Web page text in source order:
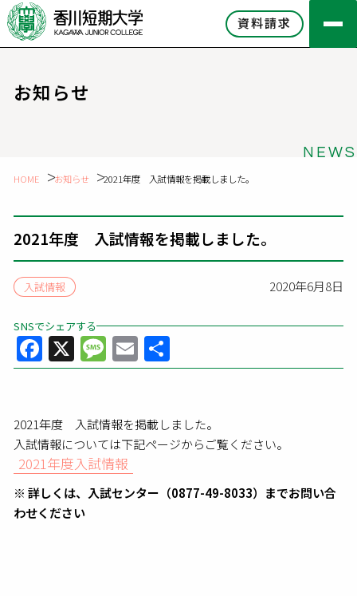
資料請求
お知らせ
NEWS
HOME お知らせ 2021年度 入試情報を掲載しました。
2021年度 入試情報を掲載しました。
入試情報 2020年6月8日
SNSでシェアする
Facebook
X Message
Email
有
2021年度 入試情報を掲載しました。
入試情報については下記ページからご覧ください。
2021年度入試情報
※ 詳しくは、入試センター（0877-49-8033）までお問い合
わせください